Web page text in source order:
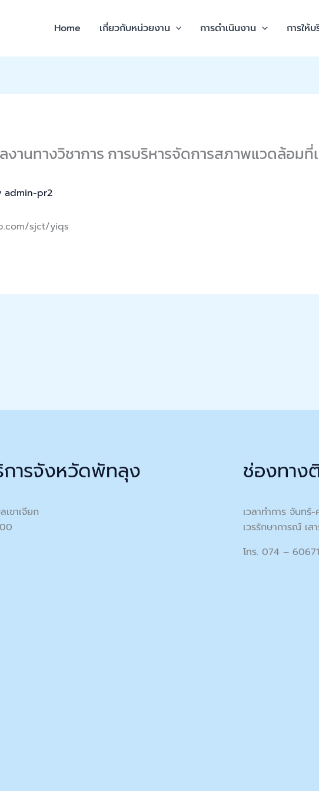
Home เกี่ยวกับหน่วยงาน การดำเนินงาน การให้บ
านทางวิชาการ การบริหารจัดการสภาพแวดล้อมที่
admin-pr2
sjct/yiqs
ารจังหวัดพัทลุง
ขาเจียก
ช่องทาง
เวลาทำการ จันท
เวรรักษาการณ์ เ
โทร. 074 –